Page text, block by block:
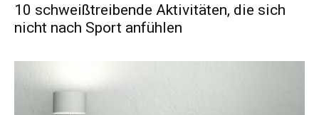
10 schweißtreibende Aktivitäten, die sich
nicht nach Sport anfühlen